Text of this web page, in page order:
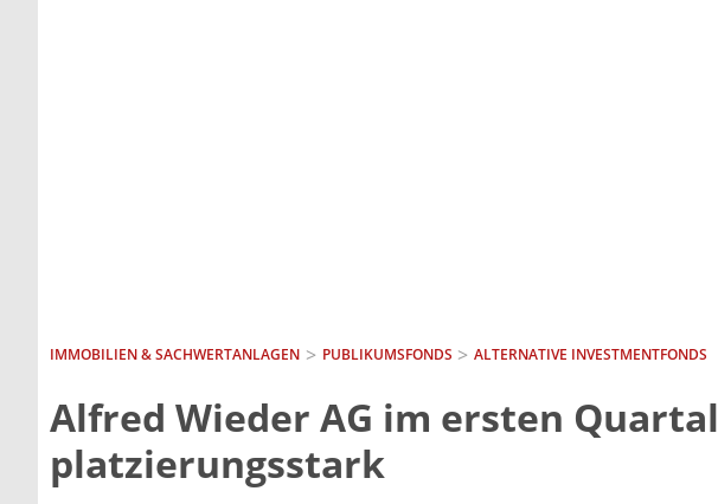
IMMOBILIEN & SACHWERTANLAGEN PUBLIKUMSFONDS ALTERNATIVE INVESTMENTFONDS
Alfred Wieder AG im ersten Quartal
platzierungsstark